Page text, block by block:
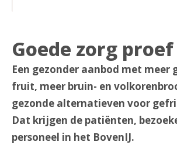
Goede zorg
Een gezonder aanbod met meer
fruit, meer bruin- en
gezonde alternatieven voor
Dat krijgen de patiënten,
personeel in het BovenIJ.